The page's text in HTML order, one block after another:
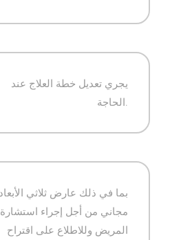
يجري تعديل خطة العلاج عند
الحاجة.
بما في ذلك عارض ثلاثي الأبعاد
مجاني من أجل إجراء استشارة
المريض وللاطلاع على اقتراح